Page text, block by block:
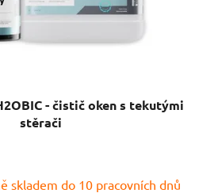
- čistič oken s tekutými
stěrači
skladem do 10 pracovních dnů